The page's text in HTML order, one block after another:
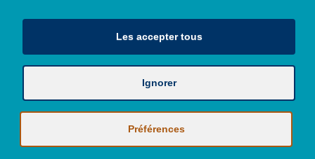
Avec le soutien de la Province de Liège
© 2026 - Tous droits réservés - JazzMania
Politique en matière de confidentialité et de vie privée
Les accepter tous
Ignorer
Préférences